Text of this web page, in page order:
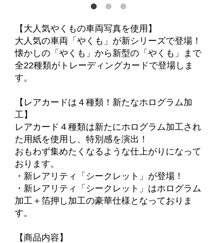
【大人気やくもの車両写真を使用】
大人気の車両「やくも」が新シリーズで登場！
懐かしの「やくも」から新型の「やくも」まで
全22種類がトレーディングカードで登場しま
す。
【レアカードは４種類！新たなホログラム加
工】
レアカード４種類は新たにホログラム加工され
た用紙を使用し、特別感を演出！
おもわず集めたくなるような仕上がりになって
おります。
・新レアリティ「シークレット」が登場！
・新レアリティ「シークレット」はホログラム
加工＋箔押し加工の豪華仕様となっておりま
す。
【商品内容】
お買い物を続ける カートへ進む